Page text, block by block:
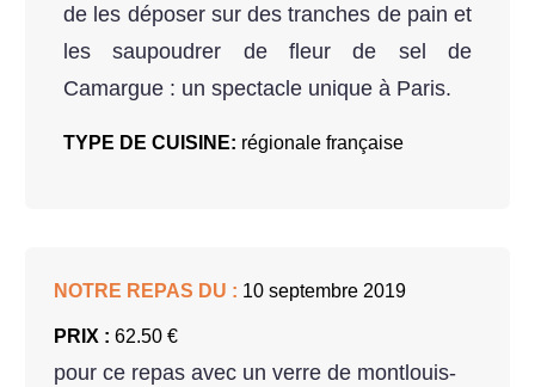
de les déposer sur des tranches de pain et
les saupoudrer de fleur de sel de
Camargue : un spectacle unique à Paris.
TYPE DE CUISINE: régionale française
NOTRE REPAS DU : 10 septembre 2019
PRIX : 62.50 €
pour ce repas avec un verre de montlouis-